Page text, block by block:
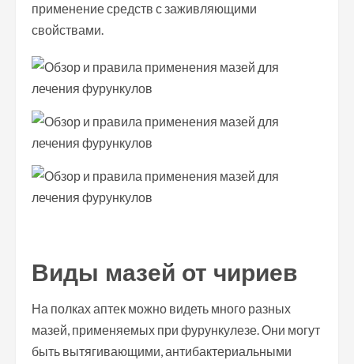
применение средств с заживляющими
свойствами.
Виды мазей от чириев
На полках аптек можно видеть много разных
мазей, применяемых при фурункулезе. Они могут
быть вытягивающими, антибактериальными